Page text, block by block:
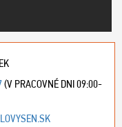
(V PRACOVNÉ DNI 09:00-